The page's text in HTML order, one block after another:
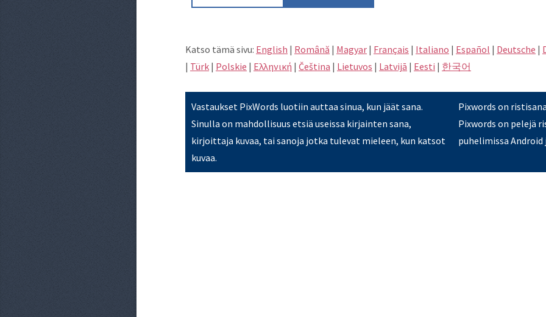
Katso tämä sivu: English | Română | Magyar | Français | Italiano | Español | Deutsche |
| Türk | Polskie | Eλληνική | Čeština | Lietuvos | Latvijā | Eesti | 한국어
Vastaukset PixWords luotiin auttaa sinua, kun jäät sana.
Sinulla on mahdollisuus etsiä useissa kirjainten sana,
kirjoittaja kuvaa, tai sanoja jotka tulevat mieleen, kun katsot
kuvaa.
Pixwords on
Pixwords on pelejä
puhelimissa